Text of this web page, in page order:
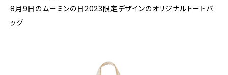
8月9日のムーミンの日2023限定デザインのオリジナルトートバ
ッグ